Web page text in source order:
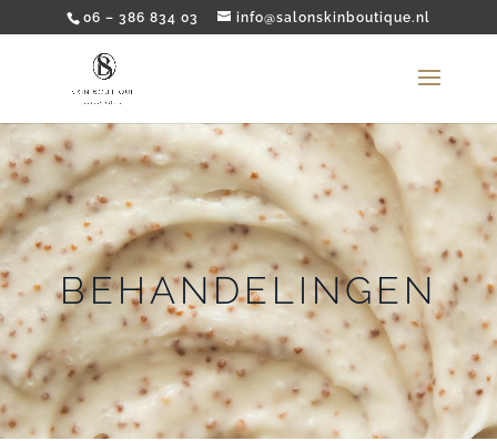
06 – 386 834 03 info@salonskinboutique.nl
BEHANDELINGEN